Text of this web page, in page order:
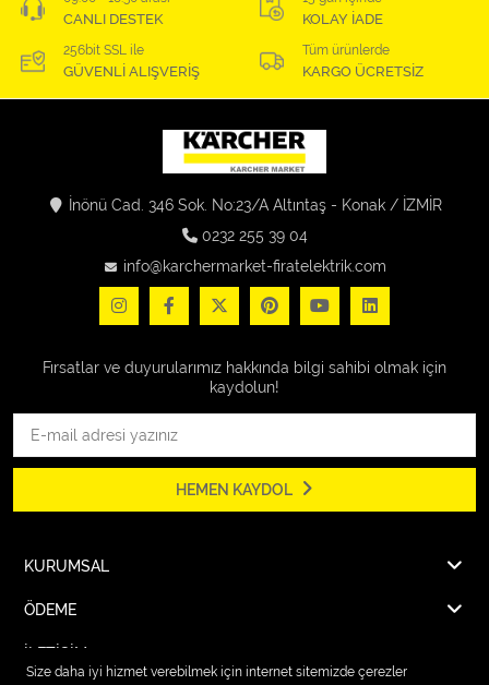
CANLI DESTEK KOLAY İADE
256bit SSL ile
GÜVENLİ ALIŞVERİŞ
Tüm ürünlerde
KARGO ÜCRETSİZ
İnönü Cad. 346 Sok. No:23/A Altıntaş - Konak / İZMİR
0232 255 39 04
info@karchermarket-firatelektrik.com
Fırsatlar ve duyurularımız hakkında bilgi sahibi olmak için
kaydolun!
HEMEN KAYDOL
KURUMSAL
ÖDEME
İLETİŞİM
Size daha iyi hizmet verebilmek için internet sitemizde çerezler